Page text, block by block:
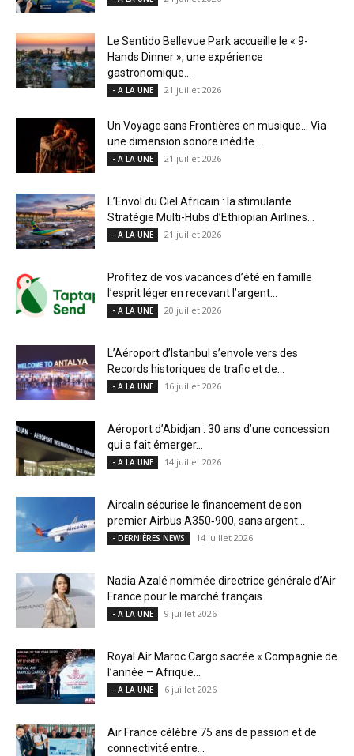
Le Sentido Bellevue Park accueille le « 9-
Hands Dinner », une expérience
gastronomique...
- A LA UNE 21 juillet 2026
Un Voyage sans Frontières en musique… Via
une dimension sonore inédite....
- A LA UNE 21 juillet 2026
L’Envol du Ciel Africain : la stimulante
Stratégie Multi-Hubs d’Ethiopian Airlines...
- A LA UNE 21 juillet 2026
Profitez de vos vacances d’été en famille
l’esprit léger en recevant l’argent...
- A LA UNE 20 juillet 2026
L’Aéroport d’Istanbul s’envole vers des
Records historiques de trafic et de...
- A LA UNE 16 juillet 2026
Aéroport d’Abidjan : 30 ans d’une concession
qui a fait émerger...
- A LA UNE 14 juillet 2026
Aircalin sécurise le financement de son
premier Airbus A350‑900, sans argent...
- DERNIÈRES NEWS 14 juillet 2026
Nadia Azalé nommée directrice générale d’Air
France pour le marché français
- A LA UNE 9 juillet 2026
Royal Air Maroc Cargo sacrée « Compagnie de
l’année – Afrique...
- A LA UNE 6 juillet 2026
Air France célèbre 75 ans de passion et de
connectivité entre...